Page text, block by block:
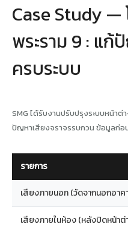
Case Study —
พระราม 9 : แ
ครบระบบ
SMG ได้รับงานปรับปรุงระบบหน้า
ปัญหาเสียงจราจรรบกวน ข้อมูลก่อ
รายการ
เสียงภายนอก (วัดจากนอกอาค
เสียงภายในห้อง (หลังปิดหน้าต่